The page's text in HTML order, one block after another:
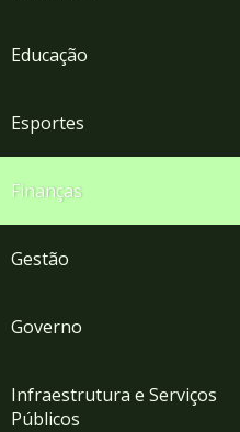
Educação
Esportes
Finanças
Gestão
Governo
Infraestrutura e Serviços
Públicos